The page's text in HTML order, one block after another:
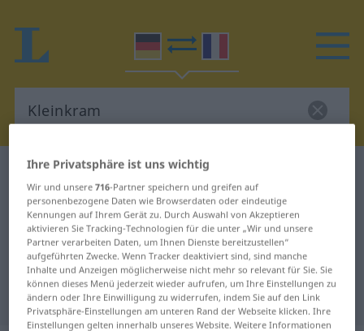
Deutsch-Französisch Wörterbuch
Deutsch-Französisch Übersetzung
für "Kleinkram"
"Kleinkram" Französisch
Übersetzung
Ihre Privatsphäre ist uns wichtig
Wir und unsere716-Partner speichern und greifen auf
personenbezogene Daten wie Browserdaten oder eindeutige
Kennungen auf Ihrem Gerät zu. Durch Auswahl von Akzeptieren
aktivieren Sie Tracking-Technologien für die unter „Wir und unsere
Partner verarbeiten Daten, um Ihnen Dienste bereitzustellen“
aufgeführten Zwecke. Wenn Tracker deaktiviert sind, sind manche
Inhalte und Anzeigen möglicherweise nicht mehr so relevant für Sie. Sie
können dieses Menü jederzeit wieder aufrufen, um Ihre Einstellungen zu
ändern oder Ihre Einwilligung zu widerrufen, indem Sie auf den Link
Privatsphäre-Einstellungen am unteren Rand der Webseite klicken. Ihre
Einstellungen gelten innerhalb unseres Website. Weitere Informationen